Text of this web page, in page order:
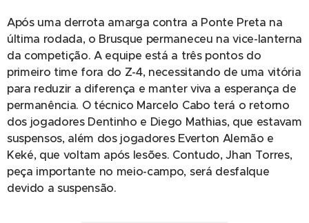
Após uma derrota amarga contra a Ponte Preta na
última rodada, o Brusque permaneceu na vice-lanterna
da competição. A equipe está a três pontos do
primeiro time fora do Z-4, necessitando de uma vitória
para reduzir a diferença e manter viva a esperança de
permanência. O técnico Marcelo Cabo terá o retorno
dos jogadores Dentinho e Diego Mathias, que estavam
suspensos, além dos jogadores Everton Alemão e
Keké, que voltam após lesões. Contudo, Jhan Torres,
peça importante no meio-campo, será desfalque
devido a suspensão.